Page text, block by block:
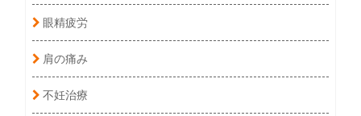
眼精疲労
肩の痛み
不妊治療